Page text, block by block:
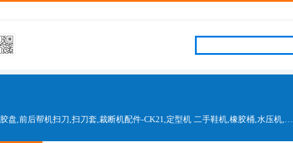
PU鞋机配件,内外撑臺,喷胶盘,前后帮机扫刀,扫刀套,裁断机配件-CK21,定型机 二手鞋机,橡胶桶,水压机,压底机 二手鞋机,二手鞋机,橡胶盘